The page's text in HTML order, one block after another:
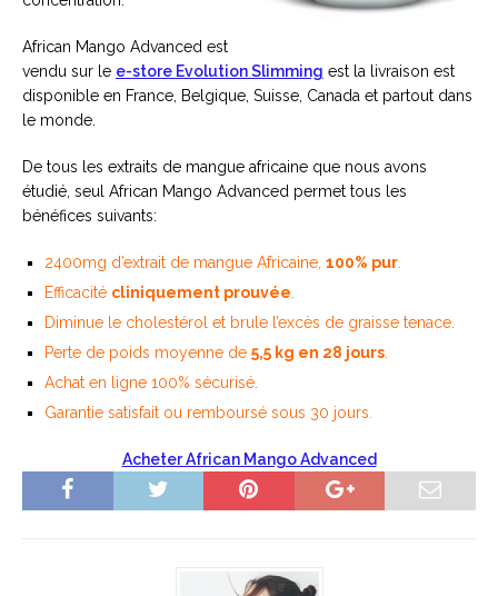
African Mango Advanced est
vendu sur le e-store Evolution Slimming est la livraison est
disponible en France, Belgique, Suisse, Canada et partout dans
le monde.
De tous les extraits de mangue africaine que nous avons
étudié, seul African Mango Advanced permet tous les
bénéfices suivants:
2400mg d’extrait de mangue Africaine, 100% pur
Efficacité cliniquement prouvée
Diminue le cholestérol et brule l’excès de graisse tenace.
Perte de poids moyenne de 5,5 kg en 28 jours
Achat en ligne 100% sécurisé.
Garantie satisfait ou remboursé sous 30 jours.
Acheter African Mango Advanced